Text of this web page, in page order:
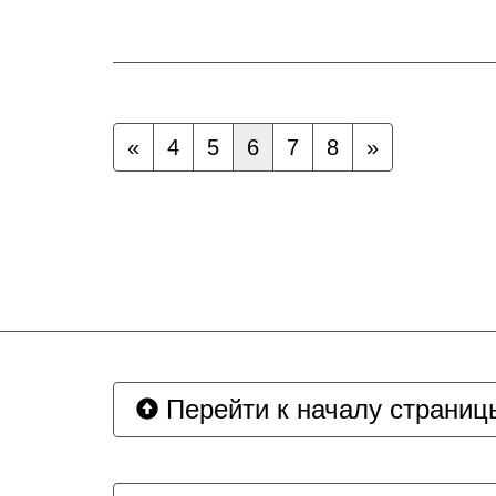
« 4 5 6 7 8 »
Перейти к началу